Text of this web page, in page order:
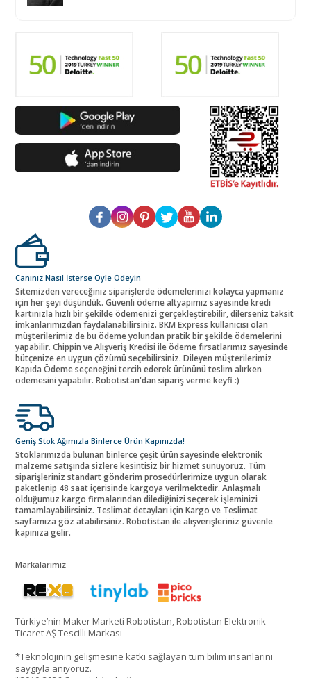
Canınız Nasıl İsterse Öyle Ödeyin
Sitemizden vereceğiniz siparişlerde ödemelerinizi kolayca yapmanız
için her şeyi düşündük. Güvenli ödeme altyapımız sayesinde kredi
kartınızla hızlı bir şekilde ödemenizi gerçekleştirebilir, dilerseniz taksit
imkanlarımızdan faydalanabilirsiniz. BKM Express kullanıcısı olan
müşterilerimiz de bu ödeme yolundan pratik bir şekilde ödemelerini
yapabilir. Chippin ve Alışveriş Kredisi ile ödeme fırsatlarımız sayesinde
bütçenize en uygun çözümü seçebilirsiniz. Dileyen müşterilerimiz
Kapıda Ödeme seçeneğini tercih ederek ürününü teslim alırken
ödemesini yapabilir. Robotistan'dan sipariş verme keyfi :)
Geniş Stok Ağımızla Binlerce Ürün Kapınızda!
Stoklarımızda bulunan binlerce çeşit ürün sayesinde elektronik
malzeme satışında sizlere kesintisiz bir hizmet sunuyoruz. Tüm
siparişleriniz standart gönderim prosedürlerimize uygun olarak
paketlenip 48 saat içerisinde kargoya verilmektedir. Anlaşmalı
olduğumuz kargo firmalarından dilediğinizi seçerek işleminizi
tamamlayabilirsiniz. Teslimat detayları için Kargo ve Teslimat
sayfamıza göz atabilirsiniz. Robotistan ile alışverişleriniz güvenle
kapınıza gelir.
Markalarımız
Türkiye’nin Maker Marketi Robotistan, Robotistan Elektronik
Ticaret AŞ Tescilli Markası
*Teknolojinin gelişmesine katkı sağlayan tüm bilim insanlarını
saygıyla anıyoruz.